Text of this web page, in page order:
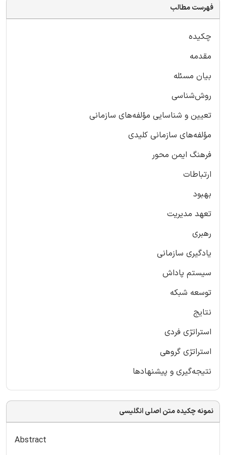
فهرست مطالب
چکیده
مقدمه
بیان مسئله
روش‌شناسی
تعیین و شناسایی مؤلفه‌های سازمانی
مؤلفه‌های سازمانی کلیدی
فرهنگ ایمن محور
ارتباطات
بهبود
تعهد مدیریت
رهبری
یادگیری سازمانی
سیستم پاداش
توسعه شبکه
نتایج
استراتژی فردی
استراتژی گروهی
نتیجه‌گیری و پیشنهاد‌ها
نمونه چکیده متن اصلی انگلیسی
Abstract